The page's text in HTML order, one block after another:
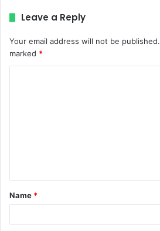
Leave a Reply
Your email address will not be published.
marked *
t
*
Name *